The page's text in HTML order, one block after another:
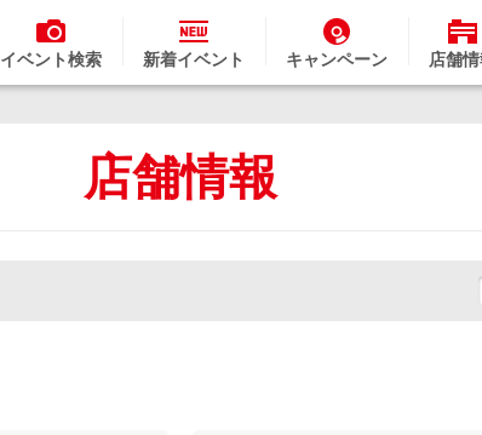
イベント検索 新着イベント キャンペーン 店舗
店舗情報